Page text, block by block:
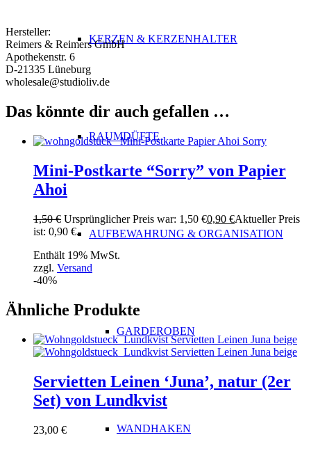
KERZEN & KERZENHALTER
RAUMDÜFTE
AUFBEWAHRUNG & ORGANISATION
GARDEROBEN
WANDHAKEN
Hersteller:
Reimers & Reimers GmbH
Apothekenstr. 6
D-21335 Lüneburg
wholesale@studioliv.de
Das könnte dir auch gefallen …
Mini-Postkarte “Sorry” von Papier
Ahoi
1,50€ Ursprünglicher Preis war: 1,50 €0,90 €Aktueller Preis
ist: 0,90 €.
Enthält 19% MwSt.
zzgl. Versand
-40%
Ähnliche Produkte
Servietten Leinen ‘Juna’, natur (2er
Set) von Lundkvist
23,00 €